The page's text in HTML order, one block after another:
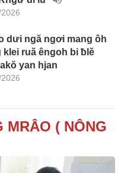
dưi ngă ngơi mang ôh
klei ruă êngoh bi ƀlĕ
yan hjan
MRÂO ( NÔNG